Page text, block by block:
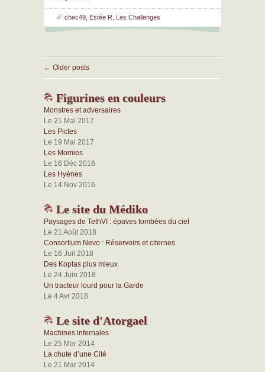
chec49 Estée R Les Challenges
← Older posts
Figurines en couleurs
Monstres et adversaires
Le 21 Mai 2017
Les Pictes
Le 19 Mai 2017
Les Momies
Le 16 Déc 2016
Les Hyènes
Le 14 Nov 2016
Le site du Médiko
Paysages de TethVI : épaves tombées du ciel
Le 21 Août 2018
Consortium Nevo : Réservoirs et citernes
Le 16 Juil 2018
Des Koptas plus mieux
Le 24 Juin 2018
Un tracteur lourd pour la Garde
Le 4 Avr 2018
Le site d'Atorgael
Machines infernales
Le 25 Mar 2014
La chute d’une Cité
Le 21 Mar 2014